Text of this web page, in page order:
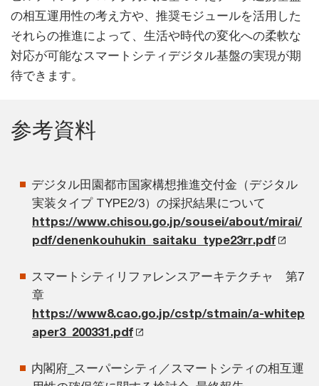
の相互運用性の考え方や、推奨モジュールを活用した
それらの推進によって、生活や時代の変化への柔軟な
対応が可能なスマートシティデジタル基盤の実現が期
待できます。
参考資料
デジタル田園都市国家構想推進交付金（デジタル
実装タイプ TYPE2/3）の採択結果について
https://www.chisou.go.jp/sousei/about/mirai/
pdf/denenkouhukin_saitaku_type23rr.pdf
スマートシティリファレンスアーキテクチャ 第7
章
https://www8.cao.go.jp/cstp/stmain/a-whitep
aper3_200331.pdf
内閣府_スーパーシティ／スマートシティの相互運